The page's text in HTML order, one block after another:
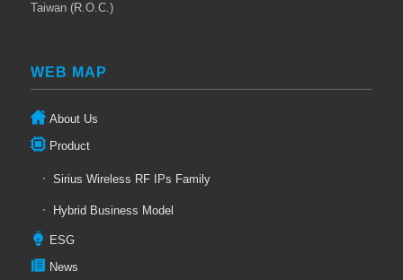
Taiwan (R.O.C.)
WEB MAP
About Us
Product
Sirius Wireless RF IPs Family
Hybrid Business Model
ESG
News